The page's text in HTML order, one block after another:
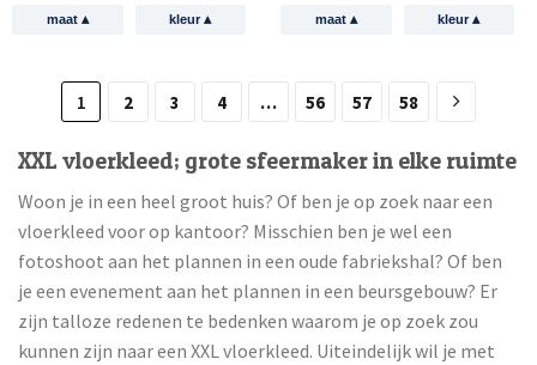
maat ▴ kleur▴ maat ▴ kleur▴
1 2 3 4 … 56 57 58
XXL vloerkleed; grote sfeermaker in elke ruimte
Woon je in een heel groot huis? Of ben je op zoek naar een
vloerkleed voor op kantoor? Misschien ben je wel een
fotoshoot aan het plannen in een oude fabriekshal? Of ben
je een evenement aan het plannen in een beursgebouw? Er
zijn talloze redenen te bedenken waarom je op zoek zou
kunnen zijn naar een XXL vloerkleed. Uiteindelijk wil je met